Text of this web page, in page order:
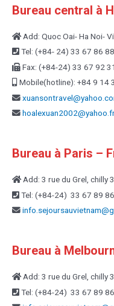
Bureau central à
Add: Quoc Oai- Ha Noi-
Tel: (+84- 24) 33 67 86
Fax: (+84-24) 33 67 92 31
Mobile(hotline): +84 9 14
Bureau à Paris –
Add: 3 rue du Grel, chilly
Tel: (+84-24) 33 67 89 86
info.sejoursauvietnam@
Bureau à
Add: 3 rue du Grel, chilly
Tel: (+84-24) 33 67 89 86